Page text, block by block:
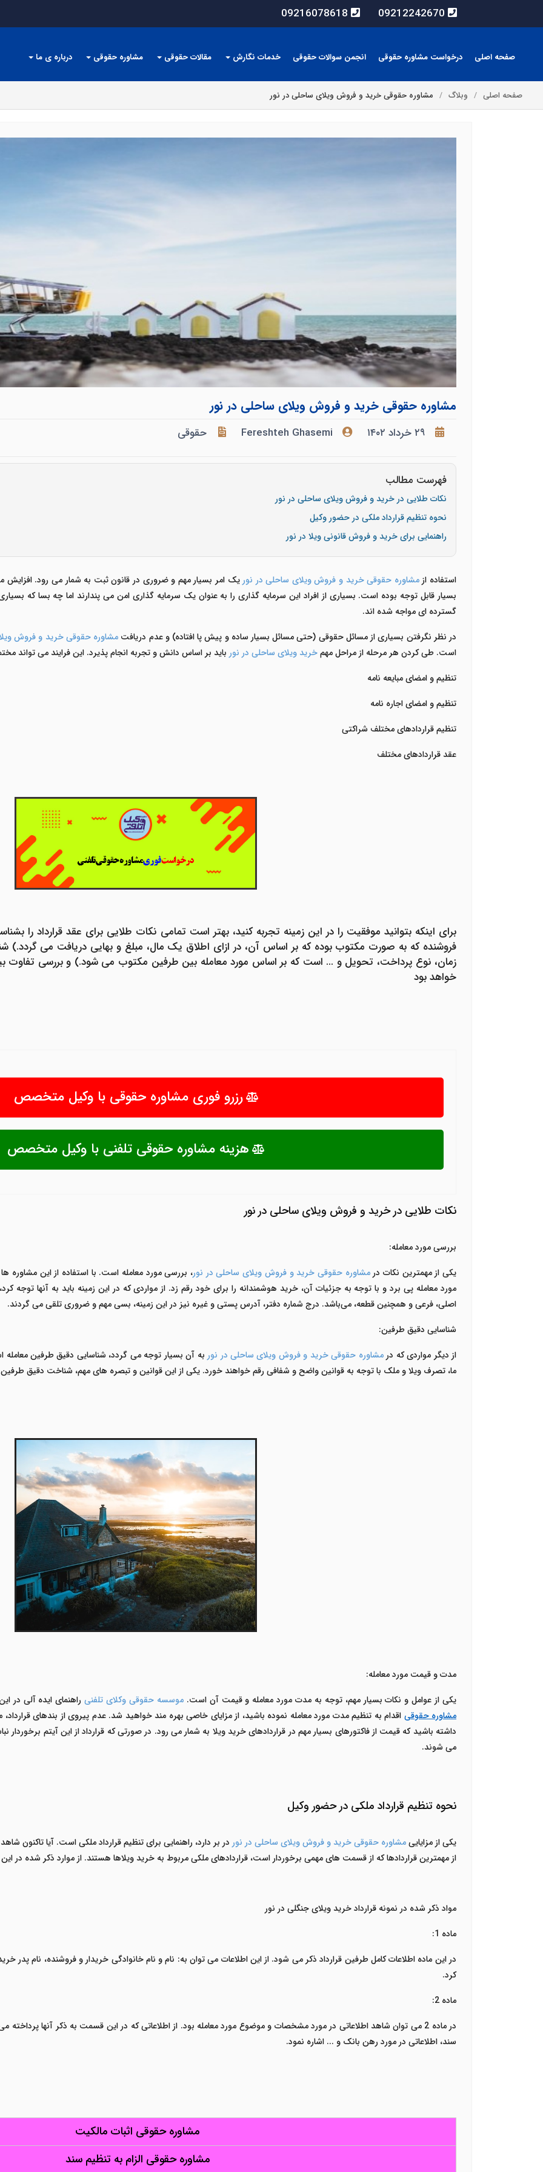
09212242670
09216078618
صفحه اصلی درخواست مشاوره حقوقی انجمن سوالات حقوقی خدمات نگارش مقالات حقوقی مشاوره حقوقی درباره ی ما
صفحه اصلی وبلاگ مشاوره حقوقی خرید و فروش ویلای ساحلی در نور
مشاوره حقوقی خرید و فروش ویلای ساحلی در نور
۲۹ خرداد ۱۴۰۲ Fereshteh Ghasemi حقوقی
فهرست مطالب
نکات طلایی در خرید و فروش ویلای ساحلی در نور
نحوه تنظیم قرارداد ملکی در حضور وکیل
راهنمایی برای خرید و فروش قانونی ویلا در نور
استفاده ازمشاوره حقوقی خرید و فروش ویلای ساحلی در نور یک امر بسیار مهم و ضروری در قانون ثبت به شمار می رود.
بسیار قابل توجه بوده است. بسیاری از افراد این سرمایه گذاری را به عنوان یک سرمایه گذاری امن می پندارند اما چه بسا که
گسترده ای مواجه شده اند.
در نظر نگرفتن بسیاری از مسائل حقوقی (حتی مسائل بسیار ساده و پیش پا افتاده) و عدم دریافت مشاوره حقوقی خرید و فروش
است. طی کردن هر مرحله از مراحل مهمخرید ویلای ساحلی در نور باید بر اساس دانش و تجربه انجام پذیرد. این فرایند می تواند
تنظیم و امضای مبایعه نامه
تنظیم و امضای اجاره نامه
تنظیم قراردادهای مختلف شراکتی
عقد قراردادهای مختلف
برای اینکه بتوانید موفقیت را در این زمینه تجربه کنید، بهتر است تمامی نکات طلایی برای عقد قرارداد را
فروشنده که به صورت مکتوب بوده که بر اساس آن، در ازای اطلاق یک مال، مبلغ و بهایی دریافت می گردد.)
زمان، نوع پرداخت، تحویل و ... است که بر اساس مورد معامله بین طرفین مکتوب می شود.) و بررسی تفاوت
خواهد بود
رزرو فوری مشاوره حقوقی با وکیل متخصص
هزینه مشاوره حقوقی تلفنی با وکیل متخصص
نکات طلایی در خرید و فروش ویلای ساحلی در نور
بررسی مورد معامله:
یکی از مهمترین نکات درمشاوره حقوقی خرید و فروش ویلای ساحلی در نور، بررسی مورد معامله است. با استفاده از این
مورد معامله پی برد و با توجه به جزئیات آن، خرید هوشمندانه را برای خود رقم زد. از مواردی که در این زمینه باید به آنها توجه
اصلی، فرعی و همچنین قطعه، می‌باشد. درج شماره دفتر، آدرس پستی و غیره نیز در این زمینه، بسی مهم و ضروری تلقی می گردند.
شناسایی دقیق طرفین:
از دیگر مواردی که درمشاوره حقوقی خرید و فروش ویلای ساحلی در نور
ما، تصرف ویلا و ملک با توجه به قوانین واضح و شفافی رقم خواهند خورد. یکی از این قوانین و تبصره‌ های مهم، شناخت دقیق
مدت و قیمت مورد معامله:
یکی از عوامل و نکات بسیار مهم، توجه به مدت مورد معامله و قیمت آن است.موسسه حقوقی وکلای تلفنیراهنمای ایده آلی در
مشاوره حقوقی اقدام به تنظیم مدت مورد معامله نموده باشید، از مزایای خاصی بهره مند خواهید شد. عدم پیروی از بندهای
داشته باشید که قیمت از فاکتورهای بسیار مهم در قراردادهای خرید ویلا به شمار می رود. در صورتی که قرارداد از این آیتم برخوردار
می شوند.
نحوه تنظیم قرارداد ملکی در حضور وکیل
یکی از مزایاییمشاوره حقوقی خرید و فروش ویلای ساحلی در نور در بر دارد، راهنمایی برای تنظیم قرارداد ملکی است. آیا تاکنون شاهد
از مهمترین قراردادها که از قسمت های مهمی برخوردار است، قراردادهای ملکی مربوط به خرید ویلاها هستند. از موارد ذکر شده در این
مواد ذکر شده در نمونه قرارداد خرید ویلای جنگلی در نور
ماده 1:
در این ماده اطلاعات کامل طرفین قرارداد ذکر می شود. از این اطلاعات می توان به: نام و نام خانوادگی خریدار و فروشنده، نام پدر
کرد.
ماده 2:
در ماده 2 می توان شاهد اطلاعاتی در مورد مشخصات و موضوع مورد معامله بود. از اطلاعاتی که در این قسمت به ذکر آنها
سند، اطلاعاتی در مورد رهن بانک و ... اشاره نمود.
مشاوره حقوقی اثبات مالکیت
مشاوره حقوقی الزام به تنظیم سند